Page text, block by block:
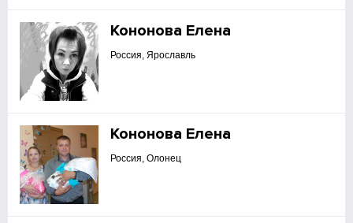
Кононова Елена
Россия, Ярославль
Кононова Елена
Россия, Олонец